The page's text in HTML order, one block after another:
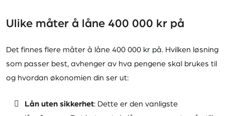
Etableringsgebyr 1 990 kr
Administrasjonsgebyr 0 kr
Medlåntaker ja
Lånebeskyttelse nei
Ulike måter å låne 400 000 kr på
Det finnes flere måter å låne 400 000 kr på. Hvilken løsning
som passer best, avhenger av hva pengene skal brukes til
og hvordan økonomien din ser ut:
Lån uten sikkerhet: Dette er den vanligste